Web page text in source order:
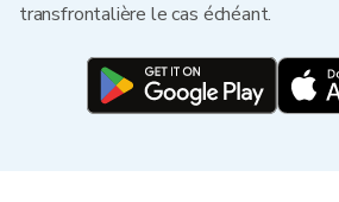
transfrontalière le cas échéant.